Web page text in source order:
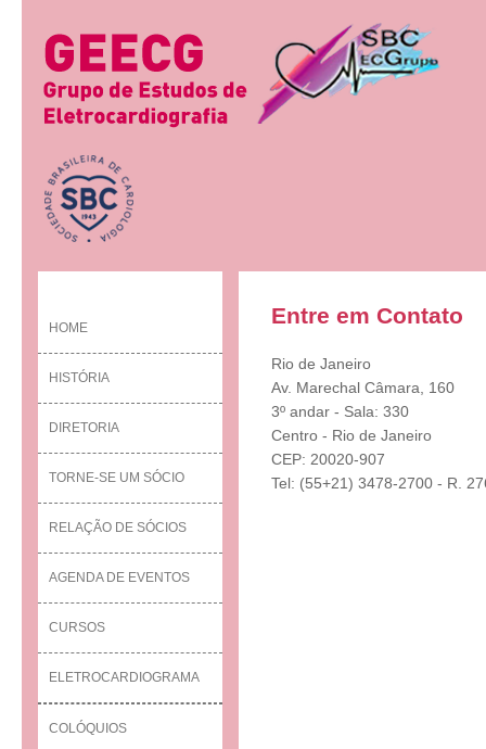
HOME
HISTÓRIA
DIRETORIA
TORNE-SE UM SÓCIO
RELAÇÃO DE SÓCIOS
AGENDA DE EVENTOS
CURSOS
ELETROCARDIOGRAMA
COLÓQUIOS
Entre em Contato
Rio de Janeiro
Av. Marechal Câmara, 160
3º andar - Sala: 330
Centro - Rio de Janeiro
CEP: 20020-907
Tel: (55+21) 3478-2700 - R.